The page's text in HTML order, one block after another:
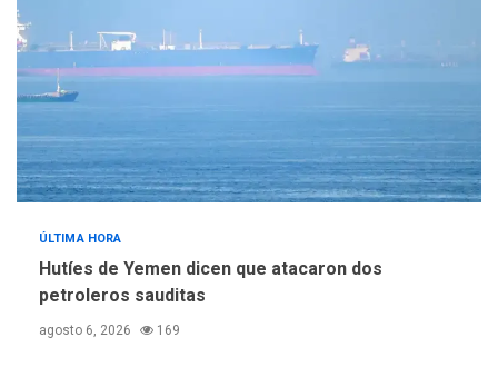
ÚLTIMA HORA
Hutíes de Yemen dicen que atacaron dos
petroleros sauditas
agosto 6, 2026 169